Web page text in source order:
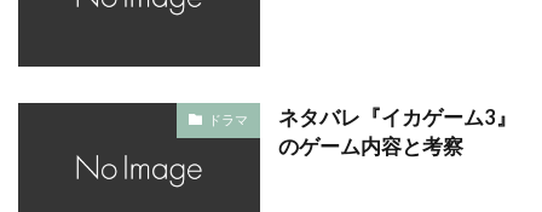
ドラマ
ネタバレ『イカゲーム3』
のゲーム内容と考察